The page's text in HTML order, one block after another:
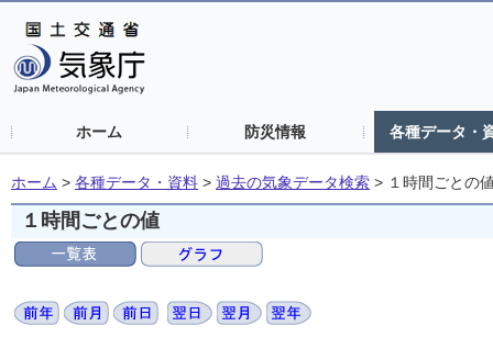
ホーム 防災情報 各種データ・
ホーム > 各種データ・資料 > 過去の気象データ検索 > １時間ごとの
１時間ごとの値